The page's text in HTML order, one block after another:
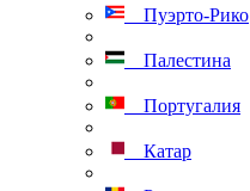
Пуэрто-Рико
Палестина
Португалия
Катар